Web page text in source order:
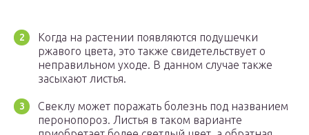
Когда на растении появляются подушечки
ржавого цвета, это также свидетельствует о
неправильном уходе. В данном случае также
засыхают листья.
Свеклу может поражать болезнь под названием
перонопороз. Листья в таком варианте